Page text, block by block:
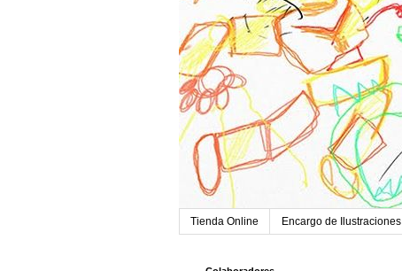
Tienda Online Encargo de Ilustraciones